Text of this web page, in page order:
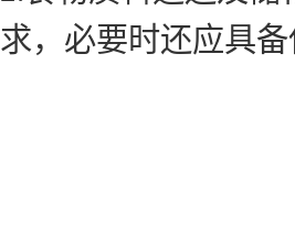
求，必要时还应具